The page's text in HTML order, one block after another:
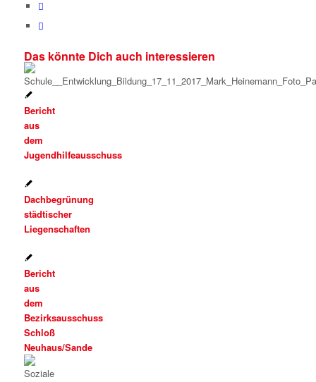
Das könnte Dich auch interessieren
Bericht
aus
dem
Jugendhilfeausschuss
Dachbegrünung
städtischer
Liegenschaften
Bericht
aus
dem
Bezirksausschuss
Schloß
Neuhaus/Sande